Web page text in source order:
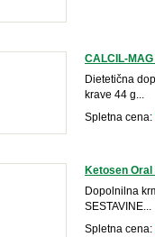
CALCIL-
Dietetična
krave 44 g...
Spletna cena:
Ketosen Oral
Dopolnilna
SESTAVINE...
Spletna cena: